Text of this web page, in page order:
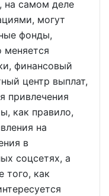
на самом деле
могут
фонды,
меняется
финансовый
центр выплат,
привлечения
как правило,
на
в
соцсетях, а
того, как